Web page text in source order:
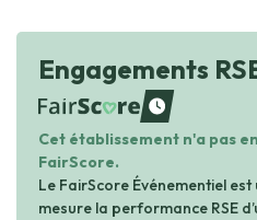
Engagements
waiting
Cet établissement n'a pas
FairScore.
Le FairScore Événementiel
mesure la performance RSE